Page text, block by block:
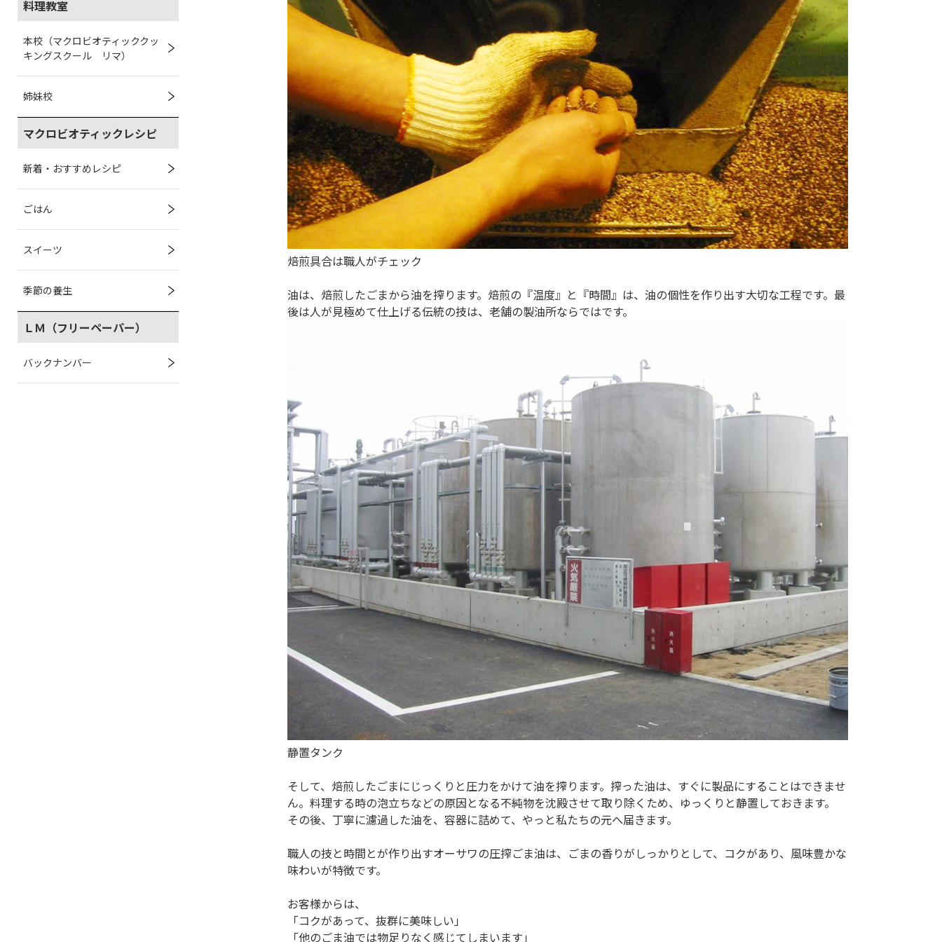
料理教室
本校（マクロビオティッククッ
キングスクール リマ）
姉妹校
マクロビオティックレシピ
新着・おすすめレシピ
ごはん
スイーツ
季節の養生
ＬＭ（フリーペーパー）
バックナンバー
焙煎具合は職人がチェック
油は、焙煎したごまから油を搾ります。焙煎の『温度』と『時間』は、油の個性を作り出す大切な工程です。最
後は人が見極めて仕上げる伝統の技は、老舗の製油所ならではです。
静置タンク
そして、焙煎したごまにじっくりと圧力をかけて油を搾ります。搾った油は、すぐに製品にすることはできませ
ん。料理する時の泡立ちなどの原因となる不純物を沈殿させて取り除くため、ゆっくりと静置しておきます。
その後、丁寧に濾過した油を、容器に詰めて、やっと私たちの元へ届きます。
職人の技と時間とが作り出すオーサワの圧搾ごま油は、ごまの香りがしっかりとして、コクがあり、風味豊かな
味わいが特徴です。
お客様からは、
「コクがあって、抜群に美味しい」
「他のごま油では物足りなく感じてしまいます」